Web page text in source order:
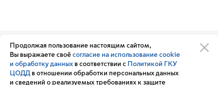
Организации транспортного
комплекса
Транспортный комплекс
России
Обратная связь
Подписка
на новости
Продолжая пользование настоящим сайтом,
Вы выражаете своё согласие на использование cookie
и обработку данных в соответствии с Политикой ГКУ
ЦОДД в отношении обработки персональных данных
и сведений о реализуемых требованиях к защите